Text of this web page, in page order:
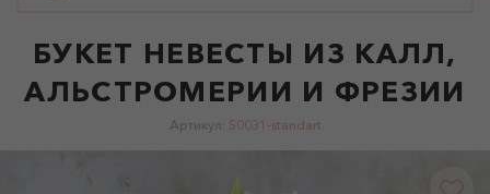
БУКЕТ НЕВЕСТЫ ИЗ КАЛЛ,
АЛЬСТРОМЕРИИ И ФРЕЗИИ
Артикул: S0031-standart